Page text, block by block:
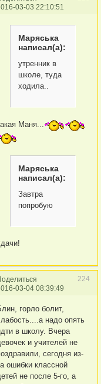
03-03 22:10:51
Маряська
написал(а):
утренник в
школе, туда
ходила..
Маня...
Маряська
написал(а):
Завтра
попробую
224
03-04 08:39:49
горло болит,
надо опять
в школу. Вчера
и учителей не
сегодня из-
ошибки классной
не после 5-го, а